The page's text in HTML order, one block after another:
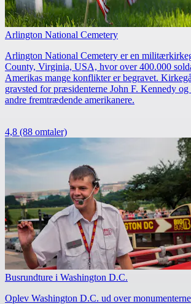
Arlington National Cemetery
Arlington National Cemetery er en
County, Virginia, USA, hvor over 400.000
Amerikas mange konflikter er begravet.
gravsted for præsidenterne John F. Kennedy
andre fremtrædende amerikanere.
4,8 (88 omtaler)
Busrundture i Washington D.C.
Oplev Washington D.C. ud over monumenterne